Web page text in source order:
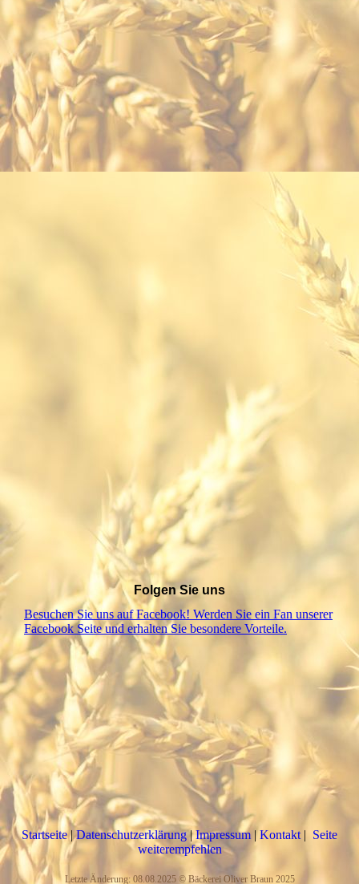
ec karte_1
Folgen Sie uns
Besuchen Sie uns auf Facebook! Werden Sie ein Fan unserer
Facebook Seite und erhalten Sie besondere Vorteile.
Startseite|Datenschutzerklärung|Impressum |Kontakt | Seite
weiterempfehlen
Letzte Änderung: 08.08.2025 © Bäckerei Oliver Braun 2025